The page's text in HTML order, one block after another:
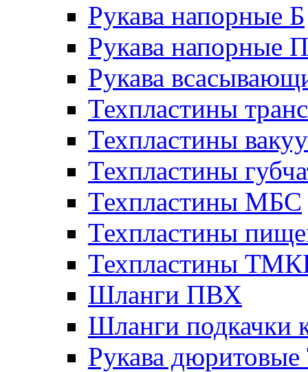
Рукава напорные Б
Рукава напорные П
Рукава
Техпластины
Техпластины
Техпластины
Техпластины МБС
Техпластины
Техпластины
Шланги ПВХ
Шланги подкачки
Рукава